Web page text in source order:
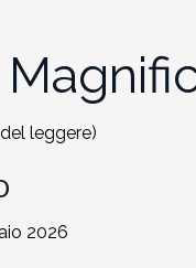
leggere)
2026